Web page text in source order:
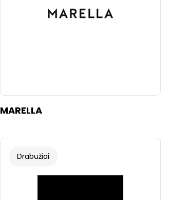
MARELLA
Drabužiai